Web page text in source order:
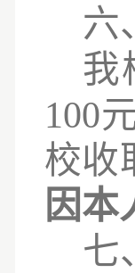
六
我
100
校收
因本
七